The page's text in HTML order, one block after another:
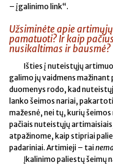
– įgalinimo link“.
Užsiminėte apie
pamatuoti? Ir kaip
nusikaltimas ir bausmė?
Išties į nuteistųjų
galimo jų vaidmens
duomenys rodo, kad
lanko šeimos nariai,
mažesnė, nei tų, kurių
pačiais nuteistųjų
atpažinome, kaip stipriai
padariniai. Artimieji – tai
Įkalinimo paliestų šeimų